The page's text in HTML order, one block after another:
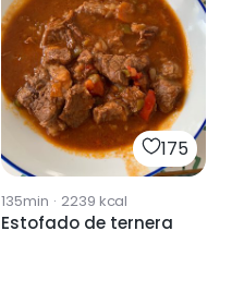
175
135min · 2239 kcal
Estofado de ternera